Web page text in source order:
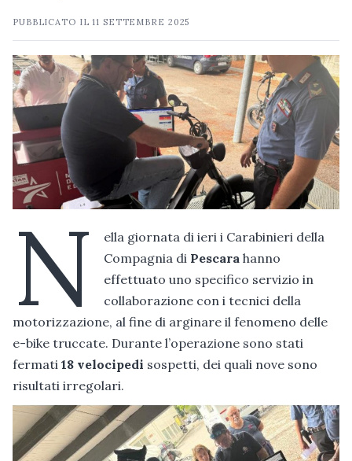
PUBBLICATO IL11 SETTEMBRE 2025
N
ella giornata di ieri i Carabinieri della
Compagnia di Pescarahanno
effettuato uno specifico servizio in
collaborazione con i tecnici della
motorizzazione, al fine di arginare il fenomeno delle
e-bike truccate. Durante l’operazione sono stati
fermati 18 velocipedi sospetti, dei quali nove sono
risultati irregolari.